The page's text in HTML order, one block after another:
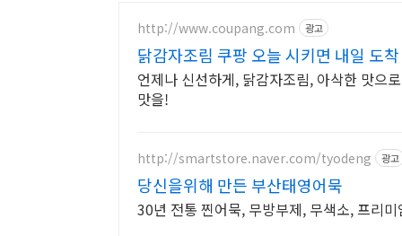
http://www.coupang.com 광고
닭감자조림 쿠팡 오늘 시키면 내일 도착
언제나 신선하게, 닭감자조림, 아삭한 맛으
맛을!
http://smartstore.naver.com/tyodeng 광고
당신을위해 만든 부산태영어묵
30년 전통 찐어묵, 무방부제, 무색소, 프리